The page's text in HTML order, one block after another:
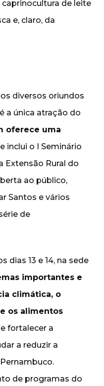
caprinocultura de leite
e, claro, da
diversos oriundos
a única atração do
oferece uma
inclui o I Seminário
Extensão Rural do
ao público,
Santos e vários
de
dias 13 e 14, na sede
importantes e
climática, o
os alimentos
fortalecer a
a reduzir a
de programas do